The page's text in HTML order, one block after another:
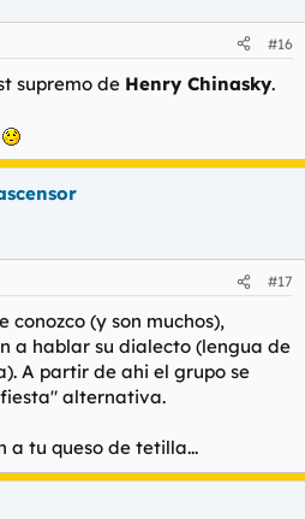
#16
supremo de Henry Chinasky.
#17
conozco (y son muchos),
a hablar su dialecto (lengua de
A partir de ahi el grupo se
alternativa.
a tu queso de tetilla...